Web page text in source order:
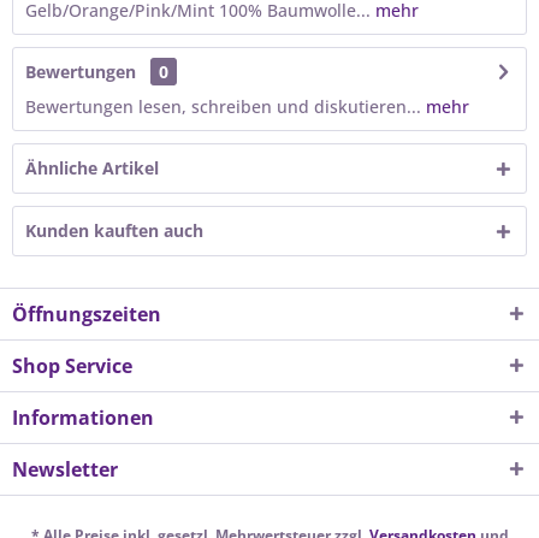
Gelb/Orange/Pink/Mint 100% Baumwolle... mehr
Bewertungen
0
Bewertungen lesen, schreiben und diskutieren... mehr
Ähnliche Artikel
Kunden kauften auch
Öffnungszeiten
Shop Service
Informationen
Newsletter